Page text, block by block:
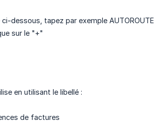
dessous, tapez par exemple AUTOROUTE
sur le "+"
en utilisant le libellé :
de factures